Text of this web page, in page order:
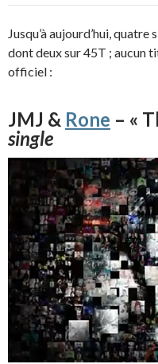
Jusqu’à aujourd’hui,
dont deux sur 45T ; aucun
officiel :
JMJ & Rone – «
single